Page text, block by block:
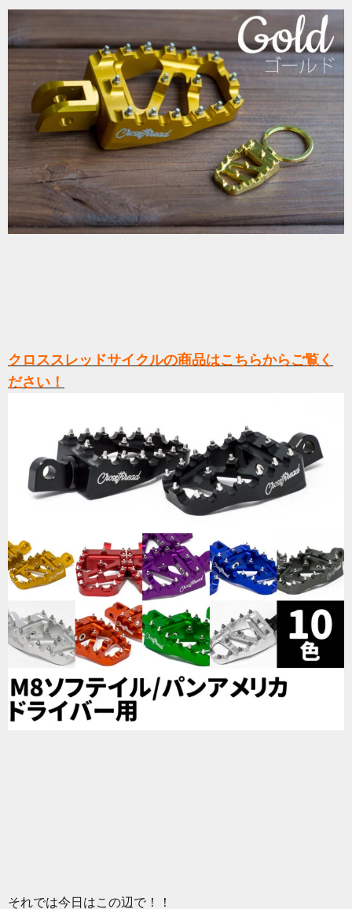
クロススレッドサイクルの商品はこちらからご覧く
ださい！
それでは今日はこの辺で！！